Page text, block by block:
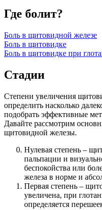
Где болит?
Боль в щитовидной железе
Боль в щитовидке
Боль в щитовидке при
Стадии
Степени увеличения
определить насколько
подобрать эффективные
Давайте рассмотрим
щитовидной железы.
Нулевая степень –
пальпации и
беспокойства или
железа в норме и
Первая степень –
увеличена, при
определяется